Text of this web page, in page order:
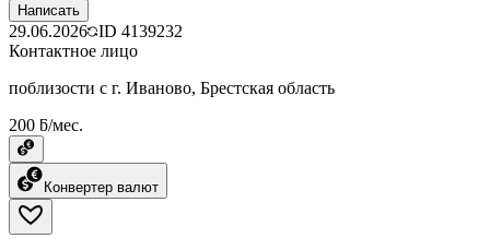
Написать
29.06.2026 ID 4139232
Контактное лицо
поблизости с г. Иваново, Брестская область
200 ƃ/мес.
Конвертер валют